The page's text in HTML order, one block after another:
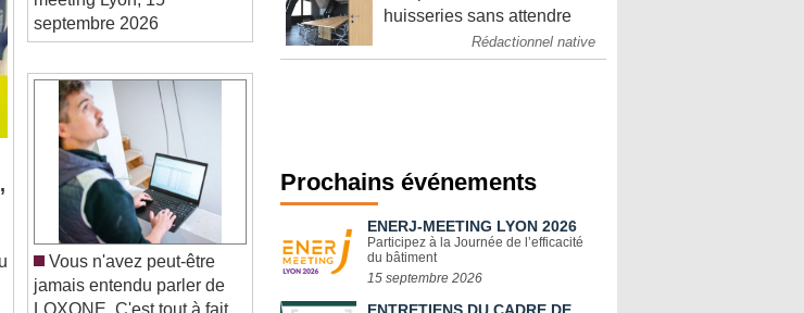
Vous n'avez peut-être
jamais entendu parler de
LOXONE. C'est tout à fait
normal.
huisseries sans attendre
Rédactionnel native
Prochains événements
ENERJ-MEETING LYON 2026
Participez à la Journée de l’efficacité
du bâtiment
15 septembre 2026